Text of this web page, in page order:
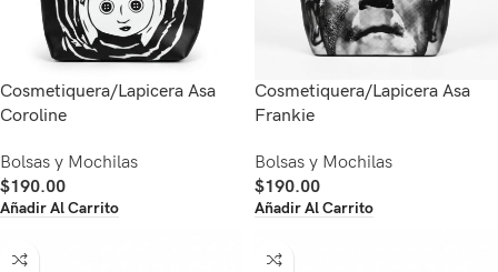
Cosmetiquera/Lapicera Asa
Coroline
Bolsas y Mochilas
$190.00
Añadir Al Carrito
Cosmetiquera/Lapicera Asa
Frankie
Bolsas y Mochilas
$190.00
Añadir Al Carrito